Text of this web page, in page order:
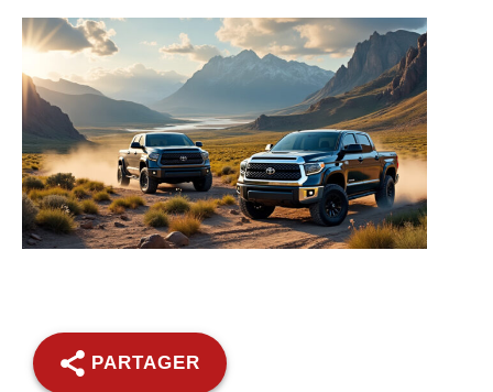
PARTAGER